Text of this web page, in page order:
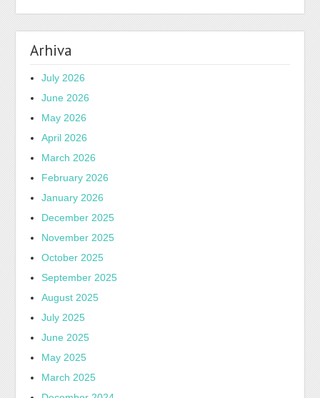
Arhiva
July 2026
June 2026
May 2026
April 2026
March 2026
February 2026
January 2026
December 2025
November 2025
October 2025
September 2025
August 2025
July 2025
June 2025
May 2025
March 2025